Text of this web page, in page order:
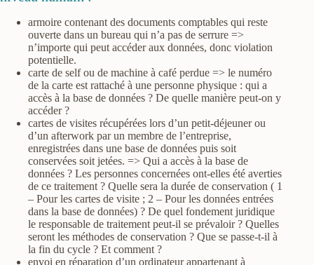
armoire contenant des documents comptables qui reste
ouverte dans un bureau qui n’a pas de serrure =>
n’importe qui peut accéder aux données, donc violation
potentielle.
carte de self ou de machine à café perdue => le numéro
de la carte est rattaché à une personne physique : qui a
accès à la base de données ? De quelle manière peut-on y
accéder ?
cartes de visites récupérées lors d’un petit-déjeuner ou
d’un afterwork par un membre de l’entreprise,
enregistrées dans une base de données puis soit
conservées soit jetées. => Qui a accès à la base de
données ? Les personnes concernées ont-elles été averties
de ce traitement ? Quelle sera la durée de conservation ( 1
– Pour les cartes de visite ; 2 – Pour les données entrées
dans la base de données) ? De quel fondement juridique
le responsable de traitement peut-il se prévaloir ? Quelles
seront les méthodes de conservation ? Que se passe-t-il à
la fin du cycle ? Et comment ?
envoi en réparation d’un ordinateur appartenant à